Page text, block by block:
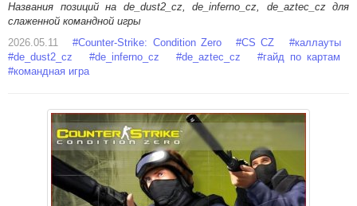
Вход в аккаунт
Названия позиций на de_dust2_cz, de_inferno_cz, de_aztec_cz для
слаженной командной игры
2026.05.11
#Counter-Strike: Condition Zero #CS CZ #каллауты
#de_dust2_cz #de_inferno_cz #de_aztec_cz #гайд по картам
#командная игра